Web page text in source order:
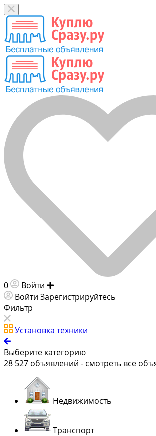
0 Войти
Войти Зарегистрируйтесь
Фильтр
Установка техники
Выберите категорию
28 527 объявлений - смотреть все
Недвижимость
Транспорт